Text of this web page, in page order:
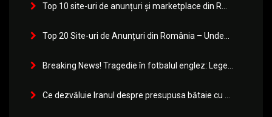
Top 10 site-uri de anunțuri și marketplace din R...
Top 20 Site-uri de Anunțuri din România – Unde...
Breaking News! Tragedie în fotbalul englez: Lege...
Ce dezvăluie Iranul despre presupusa bătaie cu ...